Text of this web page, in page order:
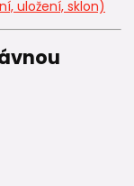
uložení, sklon)